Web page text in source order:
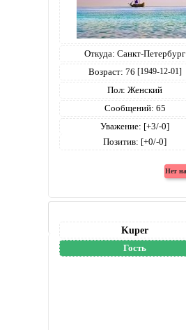
Откуда: Санкт-Петербург
Возраст: 76 [1949-12-01]
Пол: Женский
Сообщений: 65
Уважение: [+3/-0]
Позитив: [+0/-0]
Kuper
Гость